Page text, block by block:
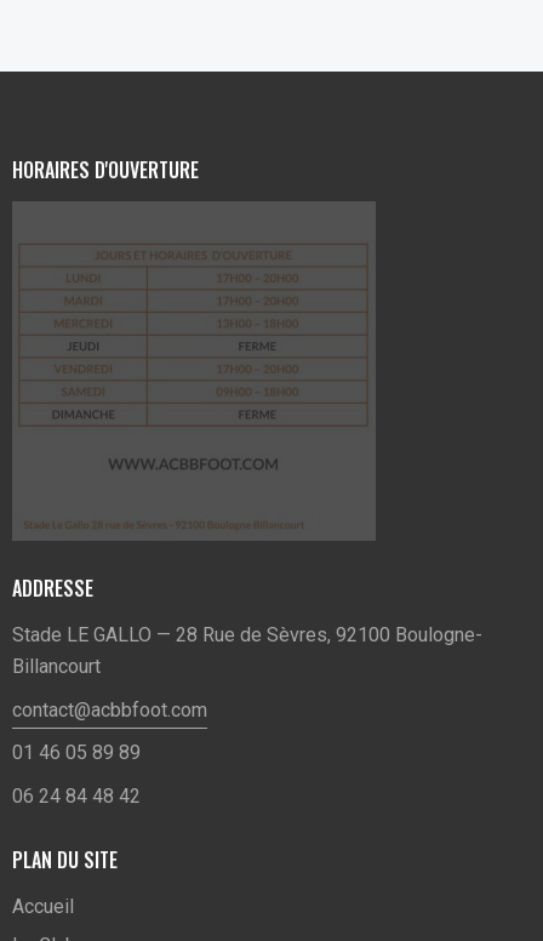
HORAIRES D'OUVERTURE
ADDRESSE
Stade LE GALLO — 28 Rue de Sèvres, 92100 Boulogne-
Billancourt
contact@acbbfoot.com
01 46 05 89 89
06 24 84 48 42
PLAN DU SITE
Accueil